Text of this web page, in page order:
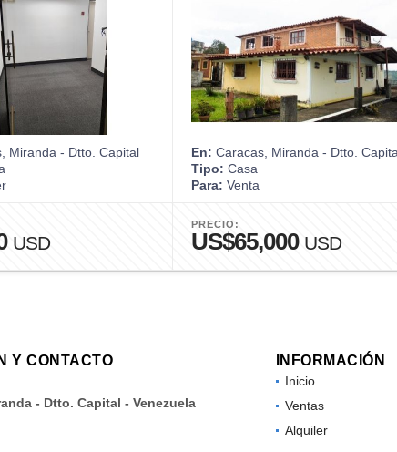
Miranda - Dtto. Capital
USD
En: Caracas, Miranda - Dtto.
Tipo: Casa
Para: Venta
PRECIO:
US$65,000 USD
Y CONTACTO
- Dtto. Capital - Venezuela
INFORMACIÓN
Inicio
Ventas
Alquiler